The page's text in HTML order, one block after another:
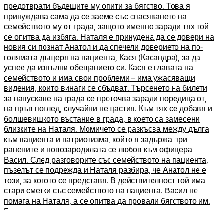
предотврати бъдещите му опити за бягство. Това я
принуждава сама да се заеме със спасяването на
семейството му от града, защото именно заради тях той
се опитва да избяга. Наталя е принудена да се довери на
новия си познат Анатол и да спечели доверието на по-
голямата дъщеря на пациента, Кася (Касандра), за да
успее да изпълни обещанието си. Кася е главата на
семейството и има свои проблеми – има ужасяващи
видения, които винаги се сбъдват. Търсенето на билети
за напускане на града се проточва заради поредица от,
на пръв поглед, случайни нещастия. Към тях се добавя и
болшевишкото въстание в града, в което са замесени
близките на Наталя. Момичето се разкъсва между дълга
към пациента и патриотизма, който я задържа при
ранените и новозародилата се любов към офицера
Васил. След разговорите със семейството на пациента,
пъзелът се подрежда и Наталя разбира, че Анатол не е
този, за когото се представя. В действителност той има
стари сметки със семейството на пациента. Васил не
помага на Наталя, а се опитва да провали бягството им.